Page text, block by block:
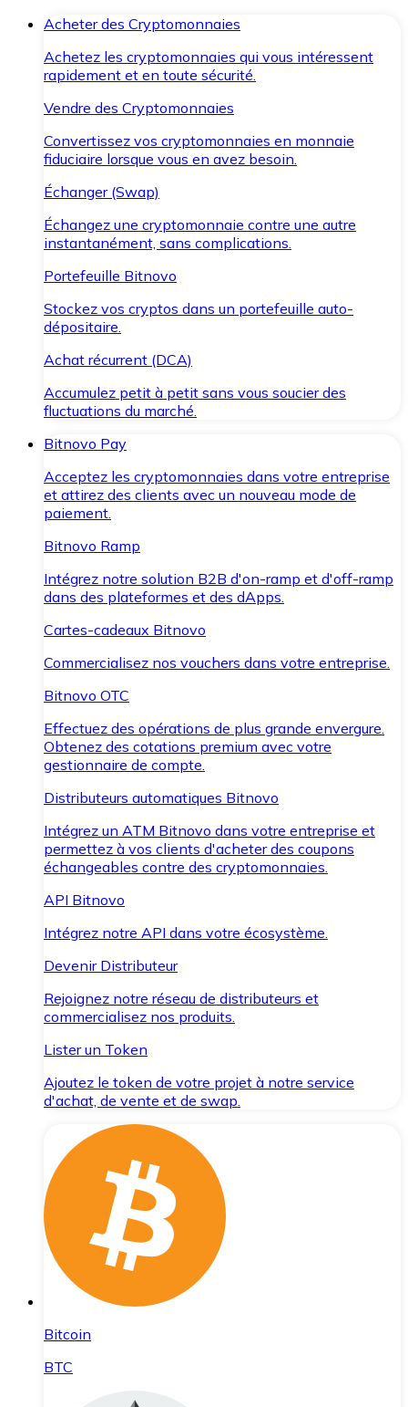
Acheter des Cryptomonnaies
Achetez les cryptomonnaies qui vous intéressent
rapidement et en toute sécurité.
Vendre des Cryptomonnaies
Convertissez vos cryptomonnaies en monnaie
fiduciaire lorsque vous en avez besoin.
Échanger (Swap)
Échangez une cryptomonnaie contre une autre
instantanément, sans complications.
Portefeuille Bitnovo
Stockez vos cryptos dans un portefeuille auto-
dépositaire.
Achat récurrent (DCA)
Accumulez petit à petit sans vous soucier des
fluctuations du marché.
Bitnovo Pay
Acceptez les cryptomonnaies dans votre entreprise
et attirez des clients avec un nouveau mode de
paiement.
Bitnovo Ramp
Intégrez notre solution B2B d'on-ramp et d'off-ramp
dans des plateformes et des dApps.
Cartes-cadeaux Bitnovo
Commercialisez nos vouchers dans votre entreprise.
Bitnovo OTC
Effectuez des opérations de plus grande envergure.
Obtenez des cotations premium avec votre
gestionnaire de compte.
Distributeurs automatiques Bitnovo
Intégrez un ATM Bitnovo dans votre entreprise et
permettez à vos clients d'acheter des coupons
échangeables contre des cryptomonnaies.
API Bitnovo
Intégrez notre API dans votre écosystème.
Devenir Distributeur
Rejoignez notre réseau de distributeurs et
commercialisez nos produits.
Lister un Token
Ajoutez le token de votre projet à notre service
d'achat, de vente et de swap.
Bitcoin
BTC